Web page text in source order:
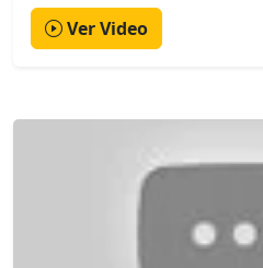
Ver Video